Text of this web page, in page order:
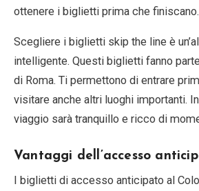
ottenere i biglietti prima che finiscano.
Scegliere i biglietti skip the line è
intelligente. Questi biglietti fanno
di Roma. Ti permettono di entrare
visitare anche altri luoghi importanti.
viaggio sarà tranquillo e ricco di
Vantaggi dell’accesso
I biglietti di accesso anticipato al